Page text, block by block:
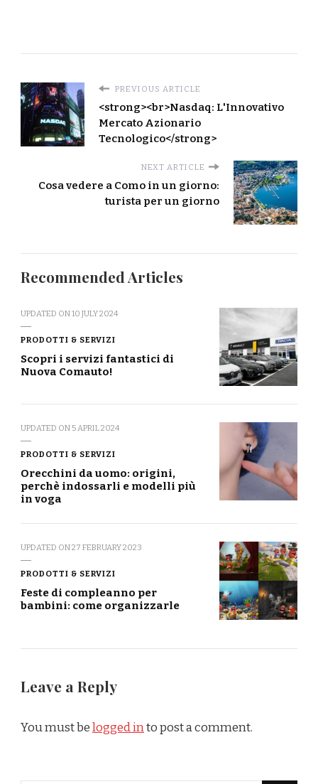
PREVIOUS ARTICLE
<strong><br>Nasdaq: L'Innovativo
Mercato Azionario
Tecnologico</strong>
NEXT ARTICLE
Cosa vedere a Como in un giorno:
turista per un giorno
Recommended Articles
UPDATED ON10 JULY 2024
PRODOTTI & SERVIZI
Scopri i servizi fantastici di
Nuova Comauto!
UPDATED ON5 APRIL 2024
PRODOTTI & SERVIZI
Orecchini da uomo: origini,
perchè indossarli e modelli più
in voga
UPDATED ON27 FEBRUARY 2023
PRODOTTI & SERVIZI
Feste di compleanno per
bambini: come organizzarle
Leave a Reply
You must belogged into post a comment.